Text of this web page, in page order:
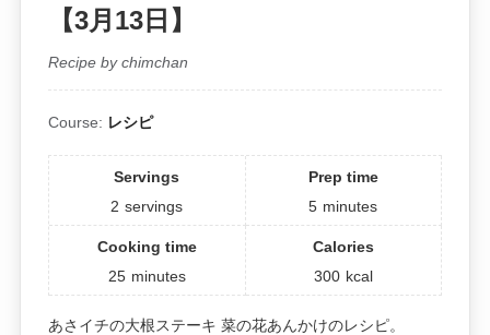
【3月13日】
Recipe by chimchan
Course: レシピ
Servings
2 servings
Prep time
5 minutes
Cooking time
25 minutes
Calories
300 kcal
あさイチの大根ステーキ 菜の花あんかけのレシピ。